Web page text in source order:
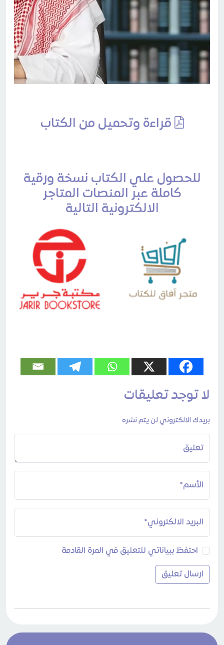
قراءة وتحميل من الكتاب
للحصول علي الكتاب نسخة ورقية
كاملة عبر المنصات المتاجر
الالكترونية التالية
لا توجد تعليقات
بريدك الالكتروني لن يتم نشره
تعليق
الأسم*
البريد الالكتروني*
احتفظ ببياناتي للتعليق في المرة القادمة